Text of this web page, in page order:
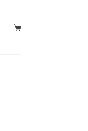
Košarica